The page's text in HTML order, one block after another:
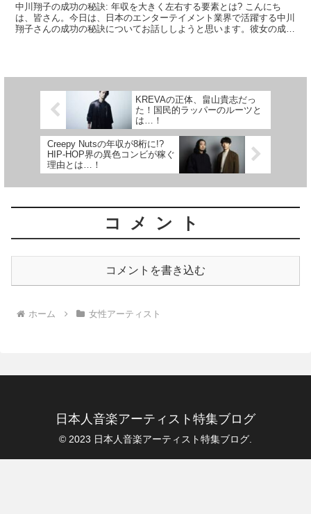
中川翔子の成功の秘訣: 年収を大きく左右する要素とは? こんにち
は、皆さん。今日は、日本のエンターテイメント業界で活躍する中川
翔子さんの成功の秘訣についてお話ししようと思います。彼女の成功
KREVAの正体、畠山貴志だっ
た！国民的ラッパーのルーツと
は…！
Creepy Nutsの年収が8桁に!?
HIP-HOP界の異色コンビが稼ぐ
理由とは…！
コメント
コメントを書き込む
ホーム 女性アーティスト
日本人音楽アーティスト特集ブログ
© 2023 日本人音楽アーティスト特集ブログ.